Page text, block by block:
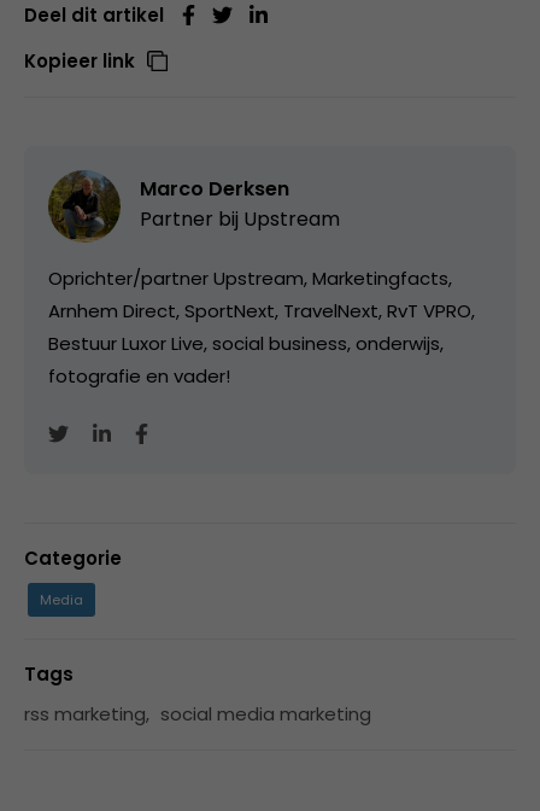
Deel dit artikel
Kopieer link
Marco Derksen
Partner bij Upstream
Oprichter/partner Upstream, Marketingfacts,
Arnhem Direct, SportNext, TravelNext, RvT VPRO,
Bestuur Luxor Live, social business, onderwijs,
fotografie en vader!
Categorie
Media
Tags
rss marketing, social media marketing